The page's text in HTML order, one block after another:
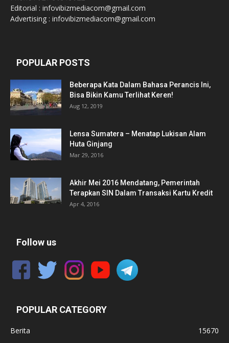
Editorial : infovibizmediacom@gmail.com
Advertising : infovibizmediacom@gmail.com
POPULAR POSTS
Beberapa Kata Dalam Bahasa Perancis Ini,
Bisa Bikin Kamu Terlihat Keren!
Aug 12, 2019
Lensa Sumatera – Menatap Lukisan Alam
Huta Ginjang
Mar 29, 2016
Akhir Mei 2016 Mendatang, Pemerintah
Terapkan SIN Dalam Transaksi Kartu Kredit
Apr 4, 2016
Follow us
POPULAR CATEGORY
Berita
15670